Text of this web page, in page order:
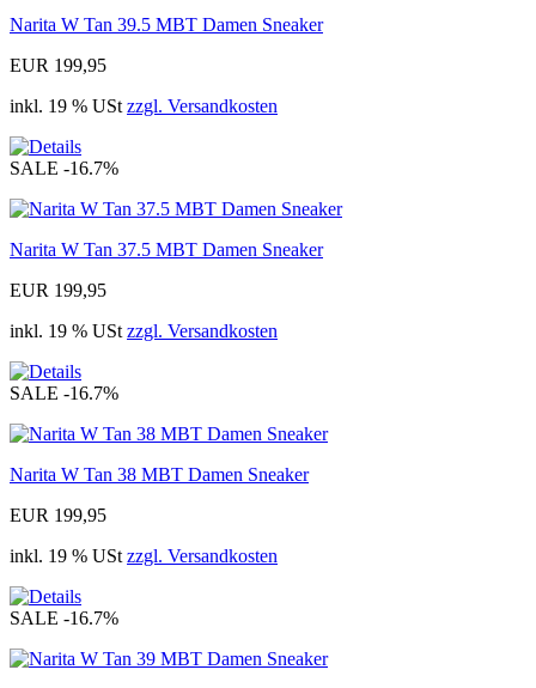
Narita W Tan 39.5 MBT Damen Sneaker
EUR 199,95
inkl. 19 % UStzzgl. Versandkosten
SALE -16.7%
Narita W Tan 37.5 MBT Damen Sneaker
EUR 199,95
inkl. 19 % UStzzgl. Versandkosten
SALE -16.7%
Narita W Tan 38 MBT Damen Sneaker
EUR 199,95
inkl. 19 % UStzzgl. Versandkosten
SALE -16.7%